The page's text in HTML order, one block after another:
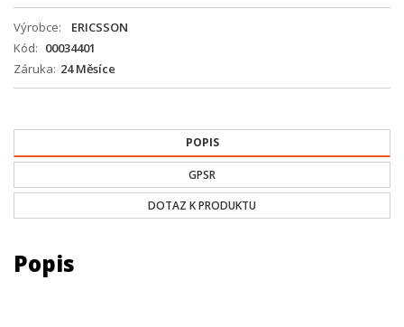
Výrobce
ERICSSON
Kód
00034401
Záruka 24 Měsíce
POPIS
GPSR
DOTAZ K PRODUKTU
Popis